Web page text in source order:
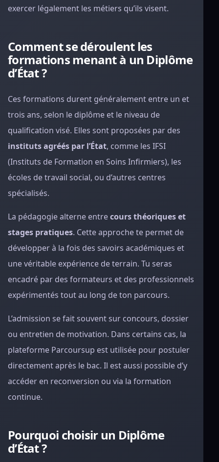
exercer légalement les métiers qu’ils visent.
Comment se déroulent les
formations menant à un Diplôme
d’État ?
Ces formations durent généralement entre un et
trois ans, selon le diplôme et le niveau de
qualification visé. Elles sont proposées par des
instituts agréés par l’État, comme les IFSI
(Instituts de Formation en Soins Infirmiers), les
écoles de travail social, ou d’autres centres
spécialisés.
La pédagogie alterne entrecours théoriques et
stages pratiques. Cette approche te permet de
développer à la fois des savoirs académiques et
une véritable expérience de terrain. Tu seras
encadré par des formateurs et des professionnels
expérimentés tout au long de ton parcours.
L’admission se fait souvent sur concours, dossier
ou entretien de motivation. Dans certains cas, la
plateforme Parcoursup est utilisée pour postuler
directement après le bac. Il est aussi possible d’y
accéder en reconversion ou via la formation
continue.
Pourquoi choisir un Diplôme
d’État ?